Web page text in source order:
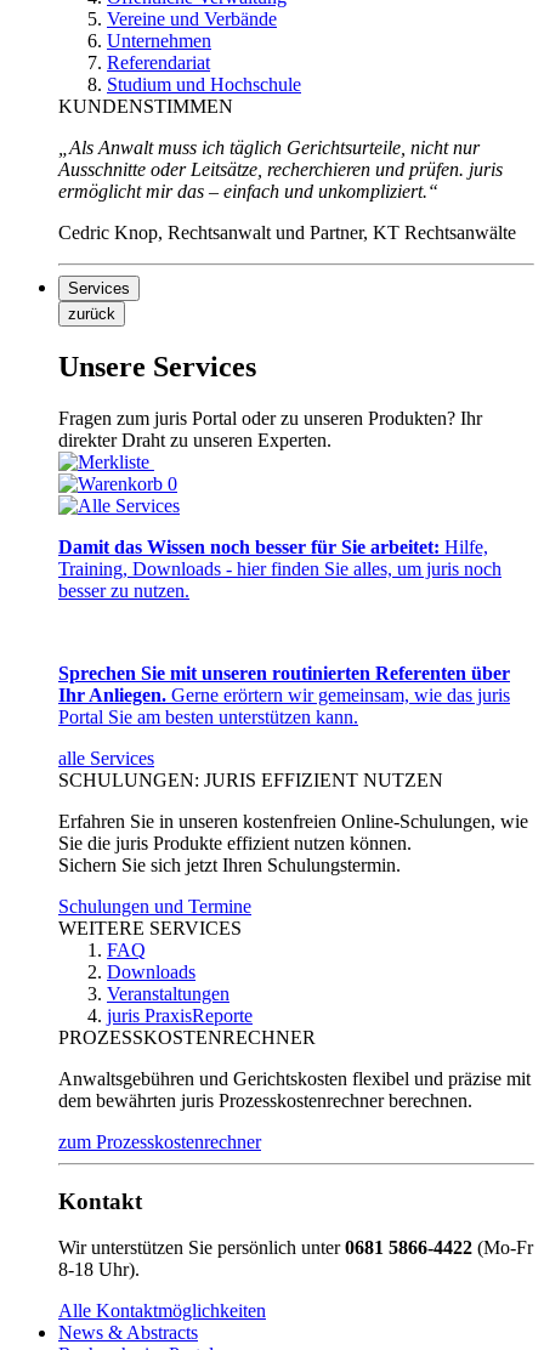
Vereine und Verbände
Unternehmen
Referendariat
Studium und Hochschule
KUNDENSTIMMEN
„Als Anwalt muss ich täglich Gerichtsurteile, nicht nur
Ausschnitte oder Leitsätze, recherchieren und prüfen. juris
ermöglicht mir das – einfach und unkompliziert.“
Cedric Knop, Rechtsanwalt und Partner, KT Rechtsanwälte
Services
zurück
Unsere Services
Fragen zum juris Portal oder zu unseren Produkten? Ihr
direkter Draht zu unseren Experten.
0
Damit das Wissen noch besser für Sie arbeitet: Hilfe,
Training, Downloads - hier finden Sie alles, um juris noch
besser zu nutzen.
Sprechen Sie mit unseren routinierten Referenten über
Ihr Anliegen. Gerne erörtern wir gemeinsam, wie das juris
Portal Sie am besten unterstützen kann.
alle Services
SCHULUNGEN: JURIS EFFIZIENT NUTZEN
Erfahren Sie in unseren kostenfreien Online-Schulungen, wie
Sie die juris Produkte effizient nutzen können.
Sichern Sie sich jetzt Ihren Schulungstermin.
Schulungen und Termine
WEITERE SERVICES
FAQ
Downloads
Veranstaltungen
juris PraxisReporte
PROZESSKOSTENRECHNER
Anwaltsgebühren und Gerichtskosten flexibel und präzise mit
dem bewährten juris Prozesskostenrechner berechnen.
zum Prozesskostenrechner
Kontakt
Wir unterstützen Sie persönlich unter0681 5866-4422 (Mo-Fr
8-18 Uhr).
Alle Kontaktmöglichkeiten
News & Abstracts